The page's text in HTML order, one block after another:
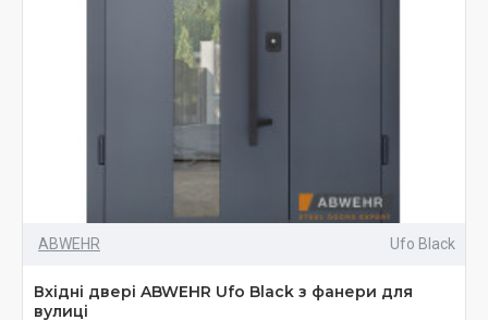
ABWEHR Ufo Black
Вхідні двері ABWEHR Ufo Black з фанери для
вулиці